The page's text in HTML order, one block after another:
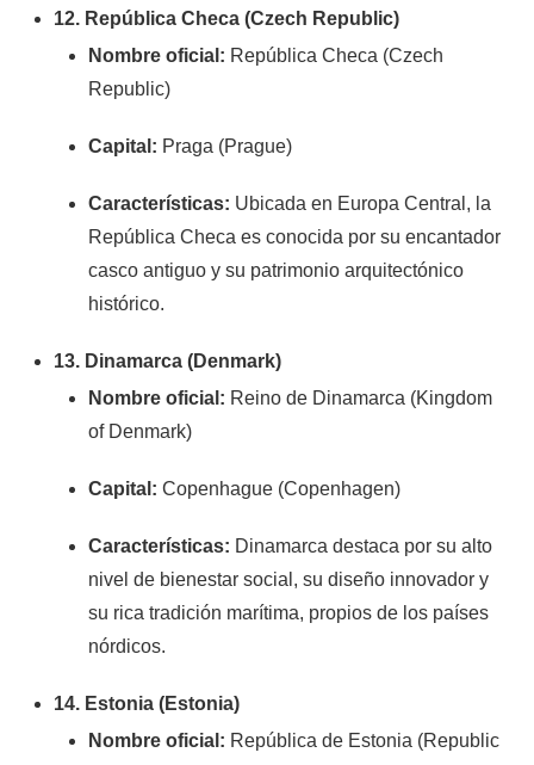
12. República Checa (Czech Republic)
Nombre oficial: República Checa (Czech
Republic)
Capital: Praga (Prague)
Características: Ubicada en Europa Central, la
República Checa es conocida por su encantador
casco antiguo y su patrimonio arquitectónico
histórico.
13. Dinamarca (Denmark)
Nombre oficial: Reino de Dinamarca (Kingdom
of Denmark)
Capital: Copenhague (Copenhagen)
Características: Dinamarca destaca por su alto
nivel de bienestar social, su diseño innovador y
su rica tradición marítima, propios de los países
nórdicos.
14. Estonia (Estonia)
Nombre oficial: República de Estonia (Republic